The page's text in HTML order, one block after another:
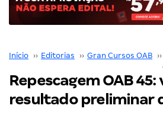
Início ›› Editorias ›› Gran Cursos OAB ››
Repescagem OAB 45:
resultado preliminar